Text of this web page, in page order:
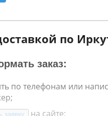
по
заказ:
по телефонам или
заявку
на сайте;